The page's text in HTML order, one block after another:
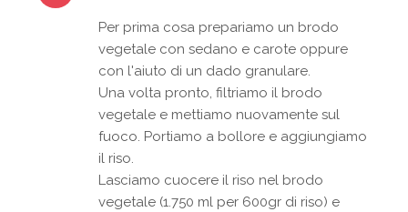
Per prima cosa prepariamo un brodo
vegetale con sedano e carote oppure
con l'aiuto di un dado granulare.
Una volta pronto, filtriamo il brodo
vegetale e mettiamo nuovamente sul
fuoco. Portiamo a bollore e aggiungiamo
il riso.
Lasciamo cuocere il riso nel brodo
vegetale (1.750 ml per 600gr di riso) e